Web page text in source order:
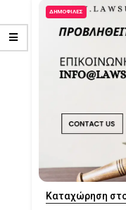
ΔΗΜΟΦΙΛΈΣ
Καταχώρηση